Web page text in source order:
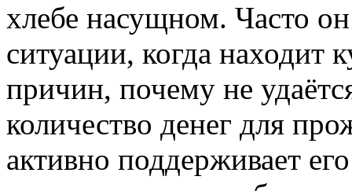
хлебе насущном. Часто
ситуации, когда находит
причин, почему не
количество денег для
активно поддерживает